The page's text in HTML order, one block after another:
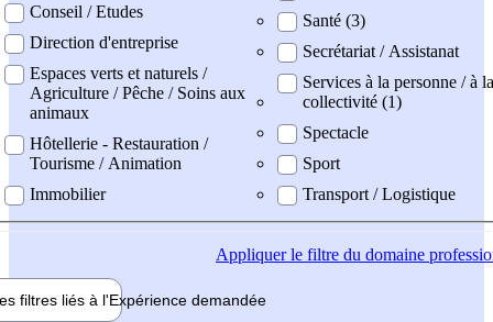
Conseil / Etudes
Direction d'entreprise
Espaces verts et naturels /
Agriculture / Pêche / Soins aux
animaux
Hôtellerie - Restauration /
Tourisme / Animation
Immobilier
Santé (3)
Secrétariat / Assistanat
Services à la personne / à la
collectivité (1)
Spectacle
Sport
Transport / Logistique
Appliquerle filtre du domaine
filtres liés à l'Expérience demandée